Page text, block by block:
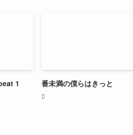
1 番未満の僕らはきっと